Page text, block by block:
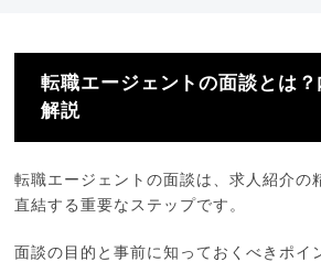
転職エージェントの面談とは
解説
転職エージェントの面談は、求人紹介の
直結する重要なステップです。
面談の目的と事前に知っておくべきポイ